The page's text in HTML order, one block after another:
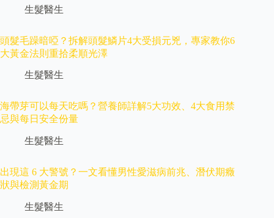
生髮醫生
頭髮毛躁暗啞？拆解頭髮鱗片4大受損元兇，專家教你6
大黃金法則重拾柔順光澤
生髮醫生
海帶芽可以每天吃嗎？營養師詳解5大功效、4大食用禁
忌與每日安全份量
生髮醫生
出現這 6 大警號？一文看懂男性愛滋病前兆、潛伏期癥
狀與檢測黃金期
生髮醫生